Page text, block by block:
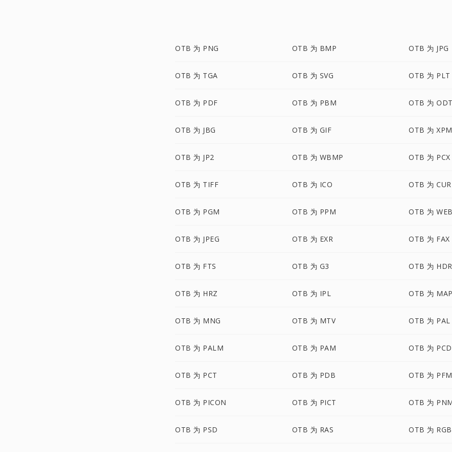
OTB 为 PNG OTB 为 BMP OTB 为 JPG
OTB 为 TGA OTB 为 SVG OTB 为 PLT
OTB 为 PDF OTB 为 PBM OTB 为 ODT
OTB 为 JBG OTB 为 GIF OTB 为 XPM
OTB 为 JP2 OTB 为 WBMP OTB 为 PCX
OTB 为 TIFF OTB 为 ICO OTB 为 CUR
OTB 为 PGM OTB 为 PPM OTB 为
OTB 为 JPEG OTB 为 EXR OTB 为 FAX
OTB 为 FTS OTB 为 G3 OTB 为 HDR
OTB 为 HRZ OTB 为 IPL OTB 为 MAP
OTB 为 MNG OTB 为 MTV OTB 为 PAL
OTB 为 PALM OTB 为 PAM OTB 为 PCD
OTB 为 PCT OTB 为 PDB OTB 为 PFM
OTB 为 PICON OTB 为 PICT OTB 为
OTB 为 PSD OTB 为 RAS OTB 为 RGB